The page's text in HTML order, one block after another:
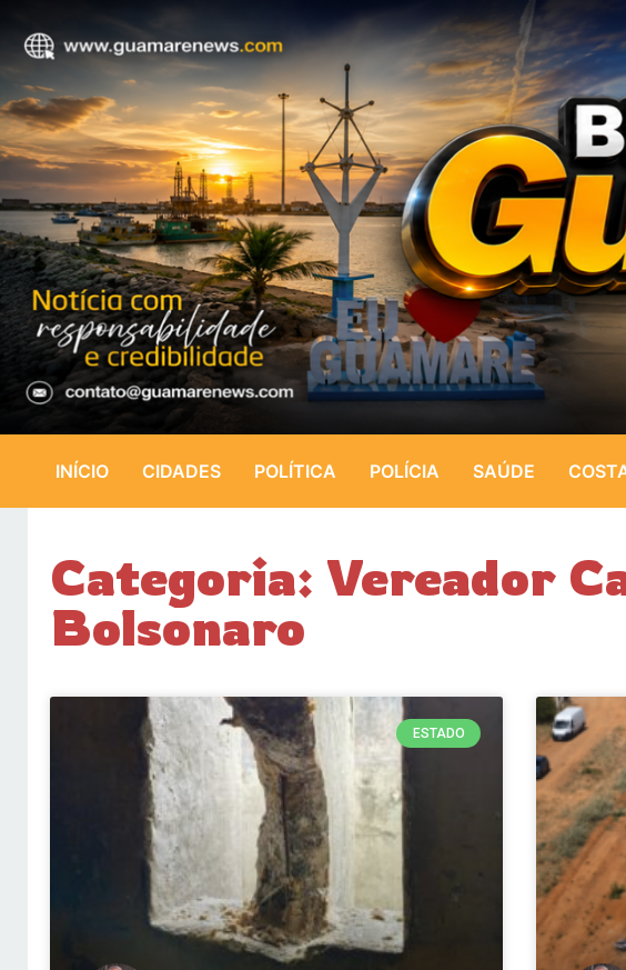
INÍCIO CIDADES POLÍTICA POLÍCIA SAÚDE
Categoria: Vereador
Bolsonaro
ESTADO